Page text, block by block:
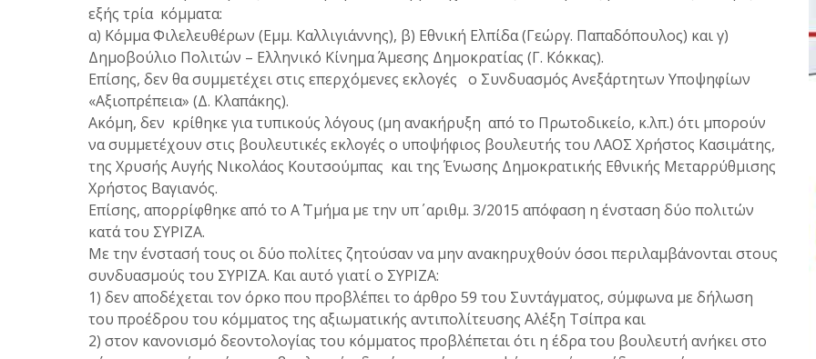
εξής τρία κόμματα:
α) Κόμμα Φιλελευθέρων (Εμμ. Καλλιγιάννης), β) Εθνική Ελπίδα (Γεώργ. Παπαδόπουλος) και γ)
Δημοβούλιο Πολιτών – Ελληνικό Κίνημα Άμεσης Δημοκρατίας (Γ. Κόκκας).
Επίσης, δεν θα συμμετέχει στις επερχόμενες εκλογές ο Συνδυασμός Ανεξάρτητων Υποψηφίων
«Αξιοπρέπεια» (Δ. Κλαπάκης).
Ακόμη, δεν κρίθηκε για τυπικούς λόγους (μη ανακήρυξη από το Πρωτοδικείο, κ.λπ.) ότι μπορούν
να συμμετέχουν στις βουλευτικές εκλογές ο υποψήφιος βουλευτής του ΛΑΟΣ Χρήστος Κασιμάτης,
της Χρυσής Αυγής Νικολάος Κουτσούμπας και της Ένωσης Δημοκρατικής Εθνικής Μεταρρύθμισης
Χρήστος Βαγιανός.
Επίσης, απορρίφθηκε από το Α΄ Τμήμα με την υπ΄ αριθμ. 3/2015 απόφαση η ένσταση δύο πολιτών
κατά του ΣΥΡΙΖΑ.
Με την ένστασή τους οι δύο πολίτες ζητούσαν να μην ανακηρυχθούν όσοι περιλαμβάνονται στους
συνδυασμούς του ΣΥΡΙΖΑ. Και αυτό γιατί ο ΣΥΡΙΖΑ:
1) δεν αποδέχεται τον όρκο που προβλέπει το άρθρο 59 του Συντάγματος, σύμφωνα με δήλωση
του προέδρου του κόμματος της αξιωματικής αντιπολίτευσης Αλέξη Τσίπρα και
2) στον κανονισμό δεοντολογίας του κόμματος προβλέπεται ότι η έδρα του βουλευτή ανήκει στο